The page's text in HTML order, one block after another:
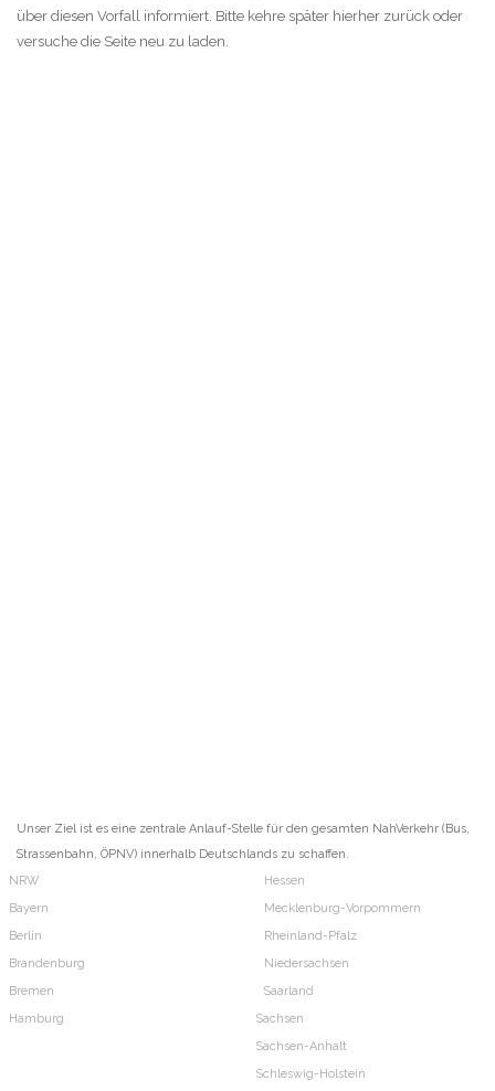
über diesen Vorfall informiert. Bitte kehre später hierher zurück oder
versuche die Seite neu zu laden.
Unser Ziel ist es eine zentrale Anlauf-Stelle für den gesamten NahVerkehr (Bus,
Strassenbahn, ÖPNV) innerhalb Deutschlands zu schaffen.
NRW
Bayern
Berlin
Brandenburg
Bremen
Hamburg
Hessen
Mecklenburg-Vorpommern
Rheinland-Pfalz
Niedersachsen
Saarland
Sachsen
Sachsen-Anhalt
Schleswig-Holstein